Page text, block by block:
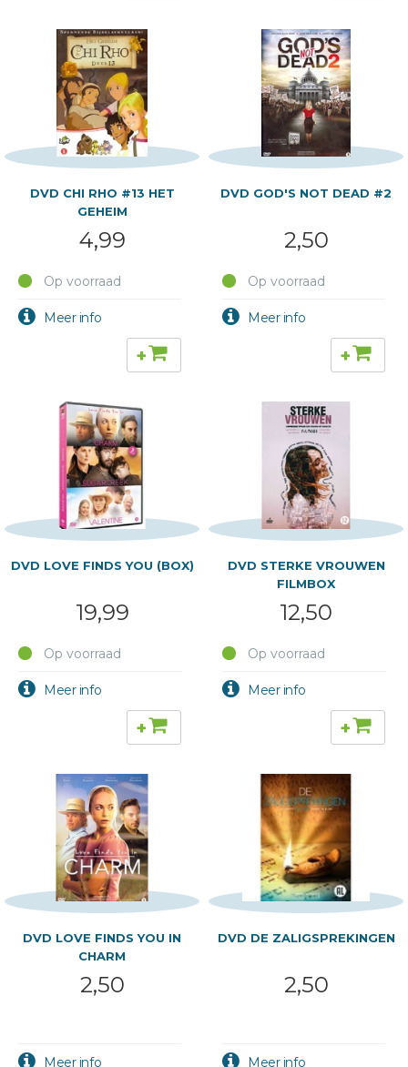
materiaal gefilmd. Wanneer dit niet gemonteerd zou
worden is dit goed voor 82.000 dvd’s. Om de Planet Earth
reeks te maken werd 2089 dagen lang veldwerk verricht in
117 verschillende filmexpedities.
DVD Christelijke Kids TV
is gevuld met leuke
animatieseries voor kinderen o.a. Krummel, Chi Ro en Story
wijze begrijpelijk gemaakt wordt voor kinderen.
DVD CHI RHO #13 HET
GEHEIM
4,99
Op voorraad
+
DVD GOD'S NOT DEAD #2
2,50
Op voorraad
+
DVD LOVE FINDS YOU (BOX)
19,99
Op voorraad
+
DVD STERKE VROUWEN
FILMBOX
12,50
Op voorraad
+
DVD LOVE FINDS YOU IN
CHARM
2,50
DVD DE ZALIGSPREKINGEN
2,50